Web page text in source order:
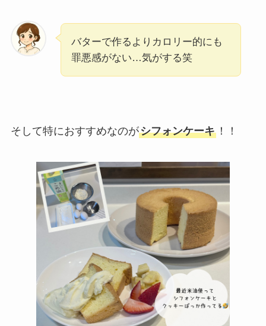
バターで作るよりカロリー的にも
罪悪感がない…気がする笑
そして特におすすめなのがシフォンケーキ！！